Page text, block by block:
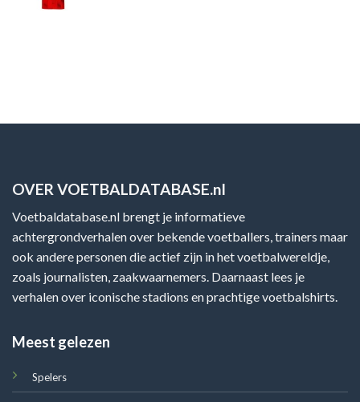
OVER VOETBALDATABASE.nl
Voetbaldatabase.nl brengt je informatieve
achtergrondverhalen over bekende voetballers, trainers maar
ook andere personen die actief zijn in het voetbalwereldje,
zoals journalisten, zaakwaarnemers. Daarnaast lees je
verhalen over iconische stadions en prachtige voetbalshirts.
Meest gelezen
Spelers